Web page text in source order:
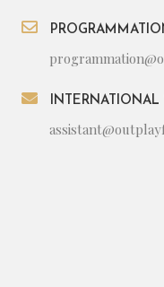
INTERNATIONAL